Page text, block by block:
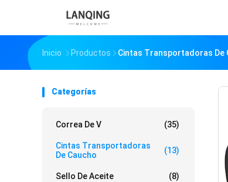
Inicio Productos Cintas Transportadoras De
Categorías
Correa De V (35)
Cintas Transportadoras
De Caucho
(13)
Sello De Aceite (8)